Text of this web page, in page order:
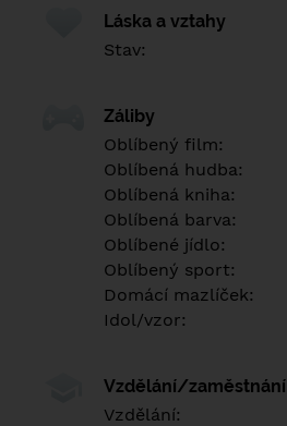
Láska a vztahy
Stav:
Záliby
Oblíbený film:
Oblíbená hudba:
Oblíbená kniha:
Oblíbená barva:
Oblíbené jídlo:
Oblíbený sport:
Domácí mazlíček:
Idol/vzor:
Vzdělání/zaměstnání
Vzdělání: